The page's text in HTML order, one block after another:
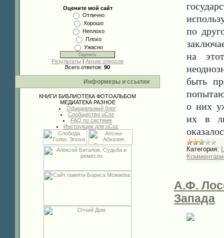
Оцените мой сайт
Отлично
Хорошо
Неплохо
Плохо
Ужасно
Результаты | Архив опросов
Всего ответов: 90
Информеры и ссылки
КНИГИ БИБЛИОТЕКА ФОТОАЛЬБОМ
МЕДИАТЕКА РАЗНОЕ
Официальный блог
Сообщество uCoz
FAQ по системе
Инструкции для uCoz
по
на
быть
о них
их в
Категория:
А.Ф.
Запада